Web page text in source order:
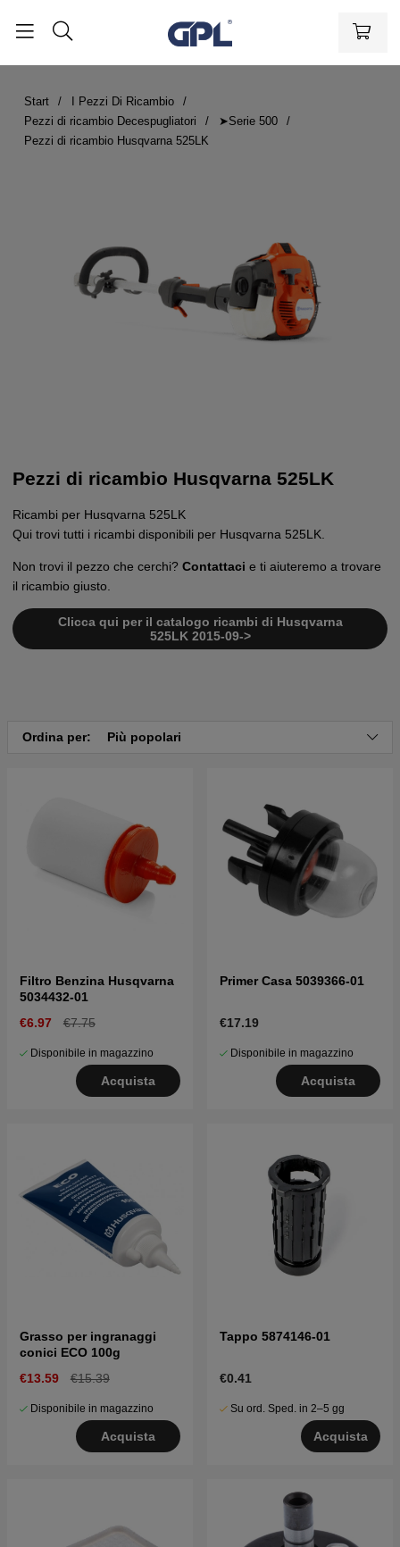
Start
I Pezzi Di Ricambio
Pezzi di ricambio Decespugliatori
➤Serie 500
Pezzi di ricambio Husqvarna 525LK
Pezzi di ricambio Husqvarna 525LK
Ricambi per Husqvarna 525LK
Qui trovi tutti i ricambi disponibili per Husqvarna 525LK.
Non trovi il pezzo che cerchi? Contattaci e ti aiuteremo a trovare
il ricambio giusto.
Clicca qui per il catalogo ricambi di Husqvarna
525LK 2015-09->
Ordina per: Più popolari
Filtro Benzina Husqvarna
5034432-01
€6.97
€7.75
Disponibile in magazzino
Acquista
Primer Casa 5039366-01
€17.19
Disponibile in magazzino
Acquista
Grasso per ingranaggi
conici ECO 100g
€13.59
€15.39
Disponibile in magazzino
Acquista
Tappo 5874146-01
€0.41
Su ord. Sped. in 2–5 gg
Acquista